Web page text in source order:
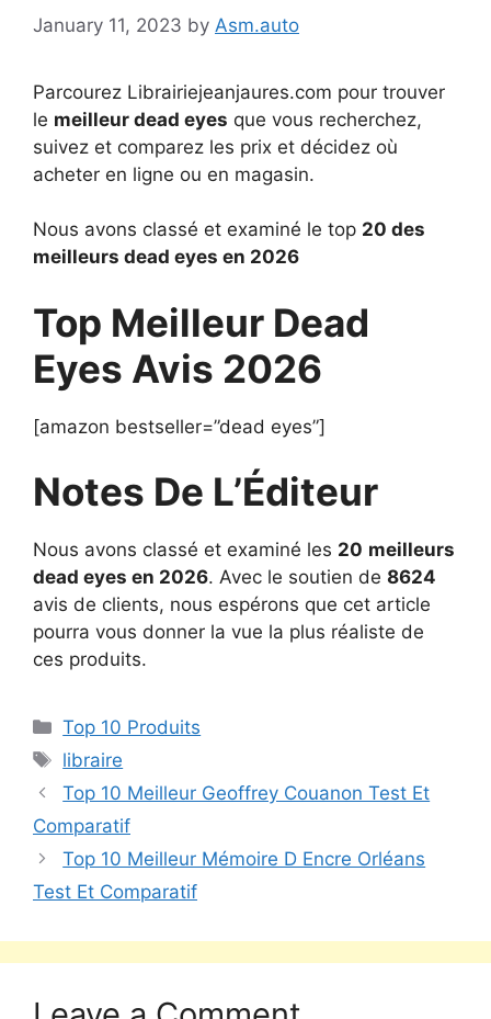
January 11, 2023 by Asm.auto
Parcourez Librairiejeanjaures.com pour trouver
le meilleur dead eyes que vous recherchez,
suivez et comparez les prix et décidez où
acheter en ligne ou en magasin.
Nous avons classé et examiné le top 20 des
meilleurs dead eyes en 2026
Top Meilleur Dead
Eyes Avis 2026
[amazon bestseller=”dead eyes”]
Notes De L’Éditeur
Nous avons classé et examiné les 20 meilleurs
dead eyes en 2026. Avec le soutien de 8624
avis de clients, nous espérons que cet article
pourra vous donner la vue la plus réaliste de
ces produits.
Top 10 Produits
libraire
Top 10 Meilleur Geoffrey Couanon Test Et
Comparatif
Top 10 Meilleur Mémoire D Encre Orléans
Test Et Comparatif